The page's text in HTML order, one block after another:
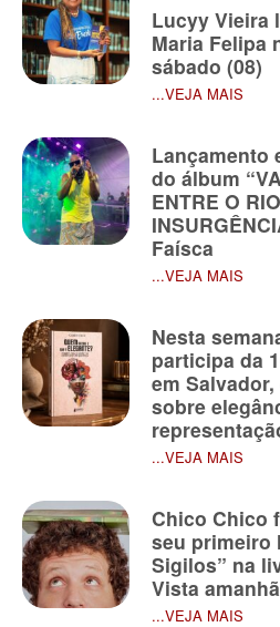
Lucyy Vieira
Maria Felipa
sábado (08)
...VEJA MAIS
Lançamento
do álbum
ENTRE O
Faísca
...VEJA MAIS
Nesta
participa da
em
sobre
...VEJA MAIS
Chico Chico
seu primeiro
Sigilos” na
Vista
...VEJA MAIS